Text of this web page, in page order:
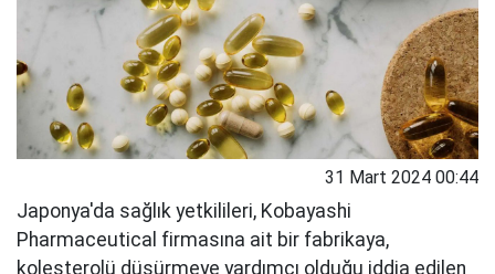
31 Mart 2024 00:44
Japonya'da sağlık yetkilileri, Kobayashi
Pharmaceutical firmasına ait bir fabrikaya,
kolesterolü düşürmeye yardımcı olduğu iddia edilen